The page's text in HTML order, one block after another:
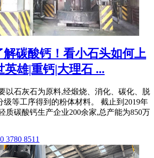
解碳酸钙！看小石头如何上
雄|重钙|大理石 ...
以石灰石为原料,经煅烧、消化、碳化、脱
级等工序得到的粉体材料。 截止到2019年
质碳酸钙生产企业200余家,总产能为850万
3780 8511